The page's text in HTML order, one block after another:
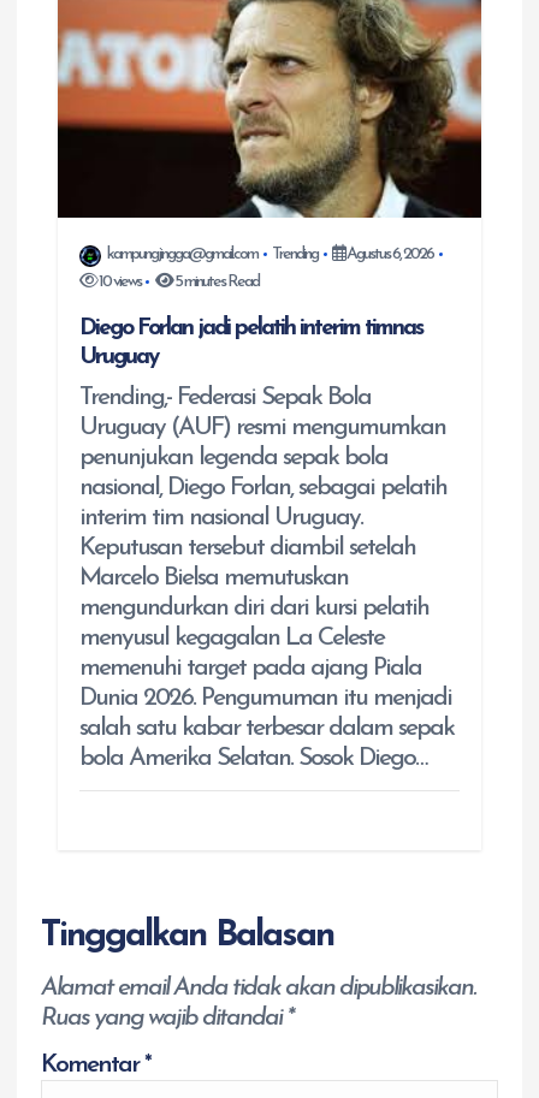
kampungjingga@gmail.com Trending
Agustus 6, 2026
10 views
5 minutes Read
Diego Forlan jadi pelatih interim timnas
Uruguay
Trending,- Federasi Sepak Bola
Uruguay (AUF) resmi mengumumkan
penunjukan legenda sepak bola
nasional, Diego Forlan, sebagai pelatih
interim tim nasional Uruguay.
Keputusan tersebut diambil setelah
Marcelo Bielsa memutuskan
mengundurkan diri dari kursi pelatih
menyusul kegagalan La Celeste
memenuhi target pada ajang Piala
Dunia 2026. Pengumuman itu menjadi
salah satu kabar terbesar dalam sepak
bola Amerika Selatan. Sosok Diego…
Tinggalkan Balasan
Alamat email Anda tidak akan dipublikasikan.
Ruas yang wajib ditandai*
Komentar*